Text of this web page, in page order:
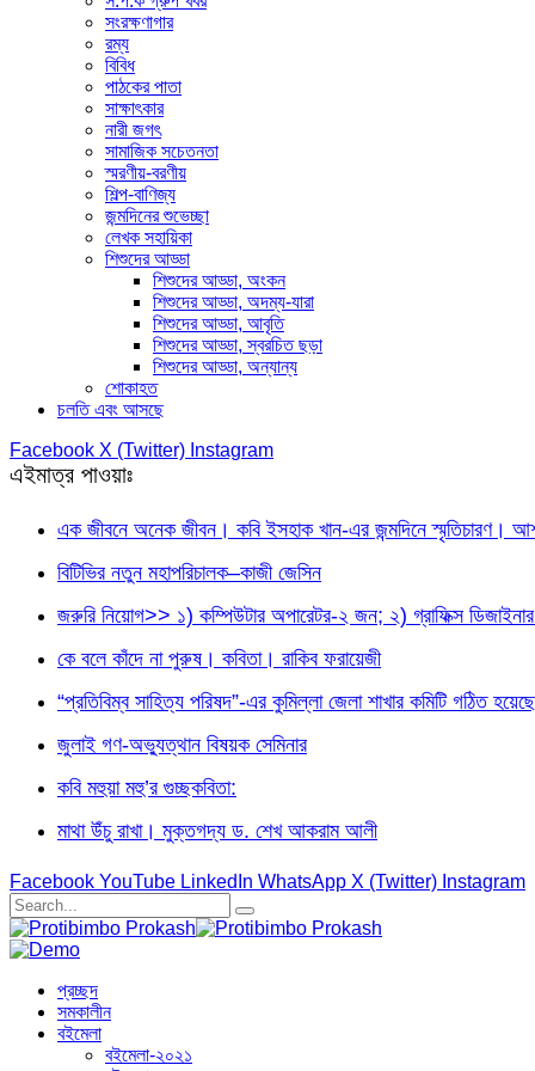
সংরক্ষণাগার
রম্য
বিবিধ
পাঠকের পাতা
সাক্ষাৎকার
নারী জগৎ
সামাজিক সচেতনতা
স্মরণীয়-বরণীয়
শিল্প-বাণিজ্য
জন্মদিনের শুভেচ্ছা
লেখক সহায়িকা
শিশুদের আড্ডা
শিশুদের আড্ডা, অংকন
শিশুদের আড্ডা, অদম্য-যারা
শিশুদের আড্ডা, আবৃতি
শিশুদের আড্ডা, স্বরচিত ছড়া
শিশুদের আড্ডা, অন্যান্য
শোকাহত
চলতি এবং আসছে
Facebook X (Twitter) Instagram
এইমাত্র পাওয়াঃ
এক জীবনে অনেক জীবন। কবি ইসহাক খান-এর জন্মদিনে স্মৃতিচারণ।
বিটিভির নতুন মহাপরিচালক–কাজী জেসিন
জরুরি নিয়োগ>> ১) কম্পিউটার অপারেটর-২ জন; ২) গ্রাফিক্স
কে বলে কাঁদে না পুরুষ। কবিতা। রাকিব ফরায়েজী
“প্রতিবিম্ব সাহিত্য পরিষদ”-এর কুমিল্লা জেলা শাখার কমিটি গঠিত হয়েছে
জুলাই গণ-অভ্যুত্থান বিষয়ক সেমিনার
কবি মহুয়া মহু’র গুচ্ছকবিতা:
মাথা উঁচু রাখা। মুক্তগদ্য ড. শেখ আকরাম আলী
Facebook YouTube LinkedIn WhatsApp X (Twitter) Instagram
প্রচ্ছদ
সমকালীন
বইমেলা
বইমেলা-২০২১